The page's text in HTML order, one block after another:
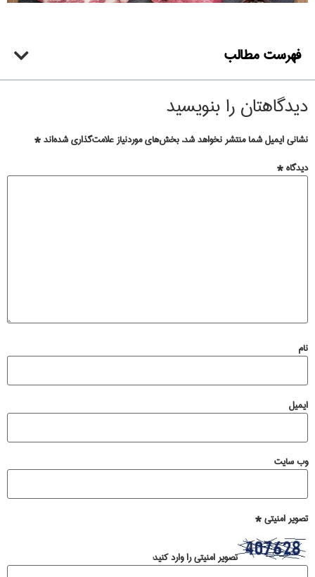
فهرست مطالب
دیدگاهتان را بنویسید
نشانی ایمیل شما منتشر نخواهد شد. بخش‌های موردنیاز علامت‌گذاری شده‌اند*
دیدگاه*
نام
ایمیل
وب‌ سایت
تصویر امنیتی*
تصویر امنیتی را وارد کنید: